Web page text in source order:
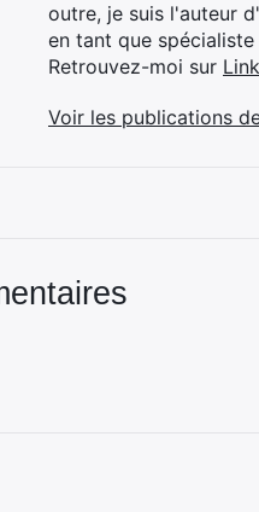
outre, je suis l'auteur
en tant que
Retrouvez-moi sur
Voir les publications